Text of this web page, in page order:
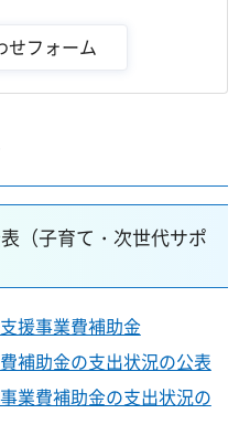
（子育て・次世代サポ
援事業費補助金
補助金の支出状況の公表
業費補助金の支出状況の